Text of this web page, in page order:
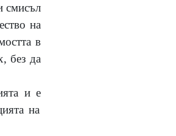
смисъл
на
в
без да
и е
на